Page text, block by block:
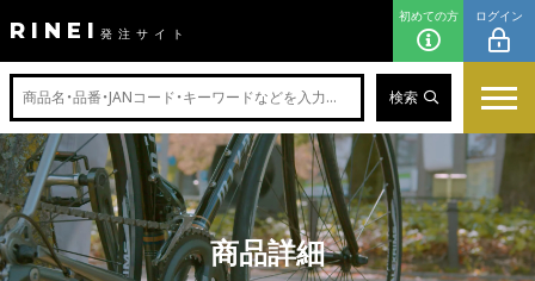
RINEI 発注サイト
初めての方 ログイン
検索
商品詳細